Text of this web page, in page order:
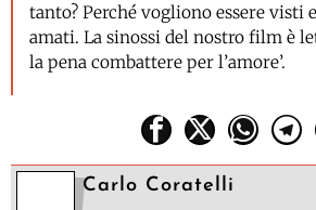
tanto? Perché vogliono essere visti
amati. La sinossi del nostro film è
la pena combattere per l’amore’.
Carlo Coratelli